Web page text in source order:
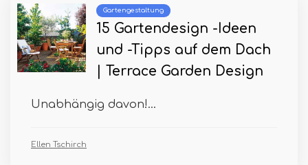
Gartengestaltung
15 Gartendesign -Ideen
und -Tipps auf dem Dach
| Terrace Garden Design
Unabhängig davon!...
Ellen Tschirch